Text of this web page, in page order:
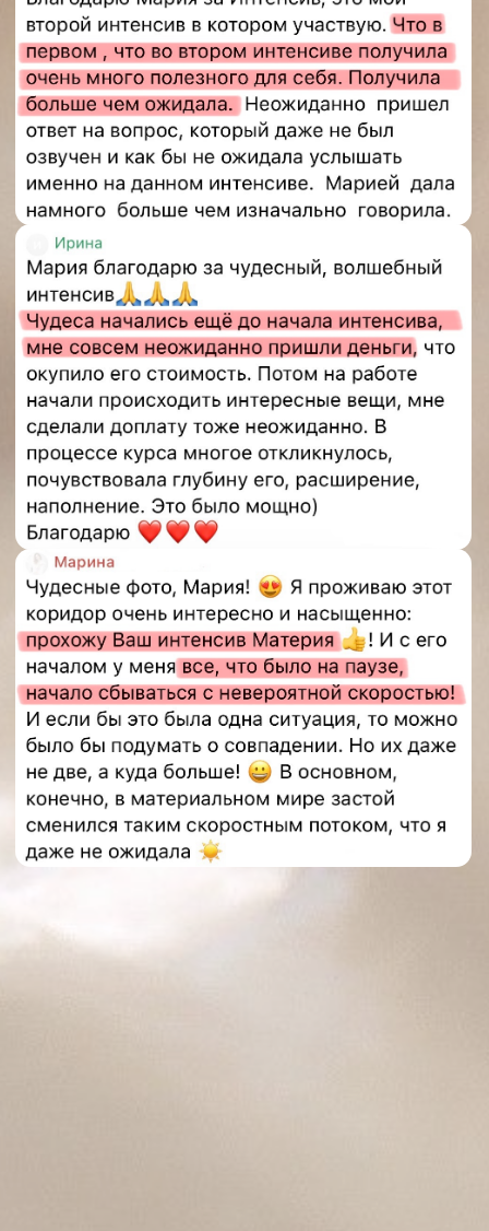
МОЕЙ КОМАНДЕ
© Мария Дернова 2026
ИНН 550 608 421 791
ОГРНИП 320 554 300 061 267
Политика обработки персональных данных
Договор оферта
Сведения об образовательной организации
Лицензия на образовательную
деятельность
+79935910554
dushasoznaniem@gmail.com